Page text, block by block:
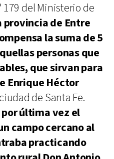
179 del Ministerio de
provincia de Entre
la suma de 5
personas que
que sirvan para
Enrique Héctor
de Santa Fe.
última vez el
campo cercano al
practicando